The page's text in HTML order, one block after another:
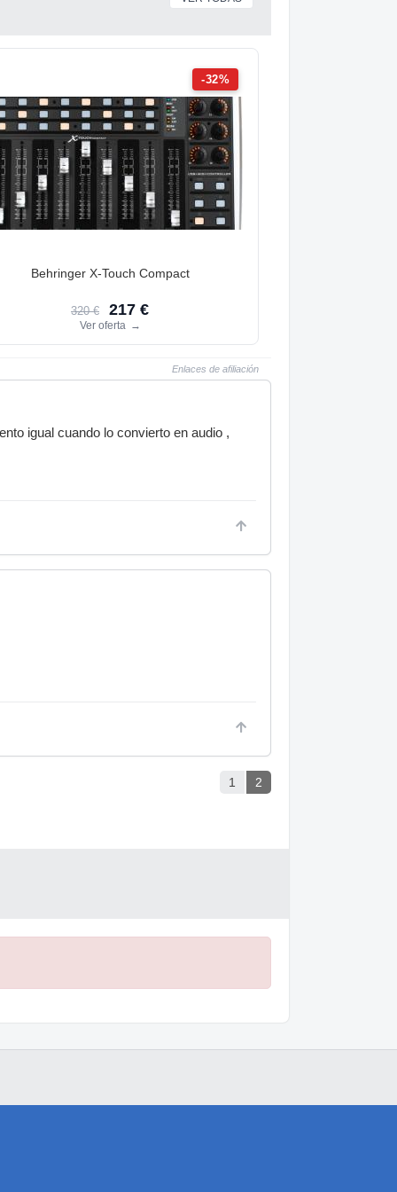
-32%
Behringer X-Touch Compact
320 € 217 €
Ver oferta →
Enlaces de afiliación
igual cuando lo convierto en audio ,
1 2